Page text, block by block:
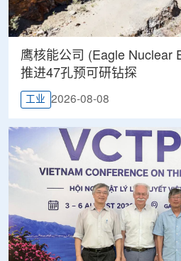
鹰核能公司 (Eagle Nuclear
推进47孔预可研钻探
工业 2026-08-08